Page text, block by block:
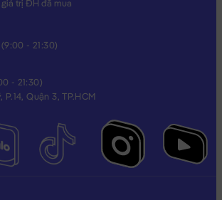
Bông Ami đứng lông mịn
trị ĐH đã mua
- 21:30)
- 21:30)
P.14, Quận 3, TP.HCM